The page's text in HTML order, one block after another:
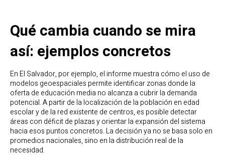
Qué cambia cuando se mira
así: ejemplos concretos
En El Salvador, por ejemplo, el informe muestra cómo el uso de
modelos geoespaciales permite identificar zonas donde la
oferta de educación media no alcanza a cubrir la demanda
potencial. A partir de la localización de la población en edad
escolar y de la red existente de centros, es posible detectar
áreas con déficit de plazas y orientar la expansión del sistema
hacia esos puntos concretos. La decisión ya no se basa solo en
promedios nacionales, sino en la distribución real de la
necesidad.